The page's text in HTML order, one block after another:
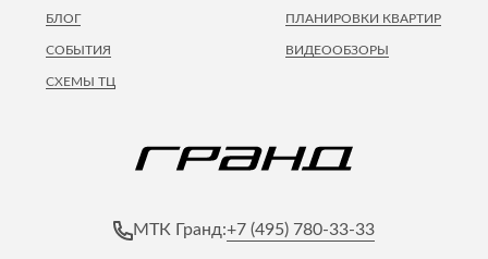
ПЛАНИРОВКИ КВАРТИР
ВИДЕООБЗОРЫ
БЛОГ
СОБЫТИЯ
СХЕМЫ ТЦ
МТК Гранд:+7 (495) 780-33-33